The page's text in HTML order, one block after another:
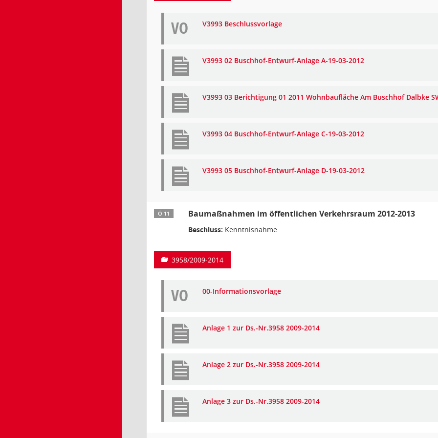
VO V3993 Beschlussvorlage
V3993 02 Buschhof-Entwurf-Anlage A-19-03-2012
V3993 03 Berichtigung 01 2011 Wohnbaufläche Am Buschhof Dalbke
V3993 04 Buschhof-Entwurf-Anlage C-19-03-2012
V3993 05 Buschhof-Entwurf-Anlage D-19-03-2012
Ö 11 Baumaßnahmen im öffentlichen Verkehrsraum 2012-2013
Beschluss: Kenntnisnahme
3958/2009-2014
VO 00-Informationsvorlage
Anlage 1 zur Ds.-Nr.3958 2009-2014
Anlage 2 zur Ds.-Nr.3958 2009-2014
Anlage 3 zur Ds.-Nr.3958 2009-2014